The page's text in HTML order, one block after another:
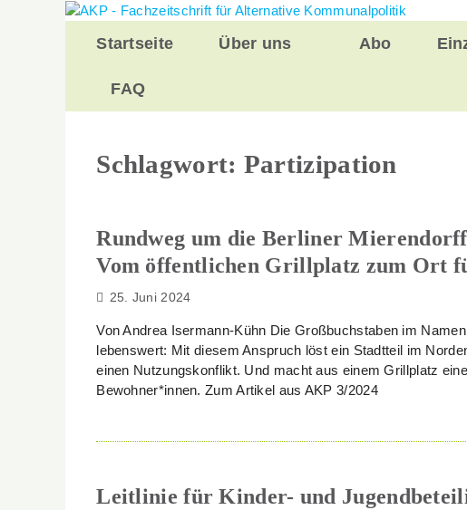
Zurück
InhaltStartseite Über uns Abo
FAQ
Schlagwort: Partizipation
Rundweg um die Berliner
Vom öffentlichen Grillplatz zum Ort
25. Juni 2024
Von Andrea Isermann-Kühn Die Großbuchstaben im
lebenswert: Mit diesem Anspruch löst ein Stadtteil im
einen Nutzungskonflikt. Und macht aus einem Grillplatz
Bewohner*innen. Zum Artikel aus AKP 3/2024
Leitlinie für Kinder- und